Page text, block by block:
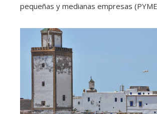
pequeñas y medianas empresas